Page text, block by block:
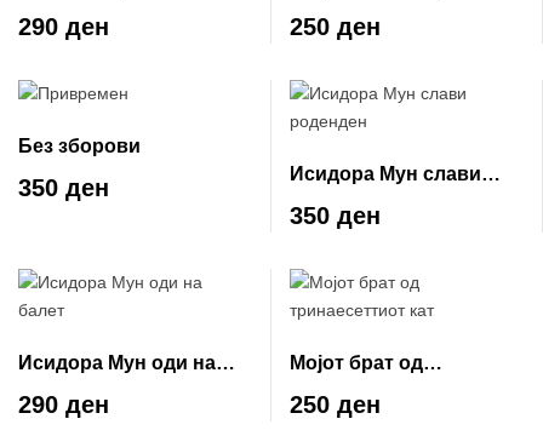
290 ден 250 ден
Без зборови
350 ден
Исидора Мун слави
роденден
350 ден
Исидора Мун оди на
балет
290 ден
Мојот брат од
тринаесеттиот кат
250 ден